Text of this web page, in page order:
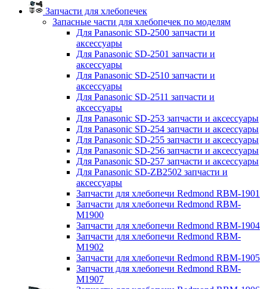
Запчасти для хлебопечек
Запасные части для хлебопечек по моделям
Для Panasonic SD-2500 запчасти и
аксессуары
Для Panasonic SD-2501 запчасти и
аксессуары
Для Panasonic SD-2510 запчасти и
аксессуары
Для Panasonic SD-2511 запчасти и
аксессуары
Для Panasonic SD-253 запчасти и аксессуары
Для Panasonic SD-254 запчасти и аксессуары
Для Panasonic SD-255 запчасти и аксессуары
Для Panasonic SD-256 запчасти и аксессуары
Для Panasonic SD-257 запчасти и аксессуары
Для Panasonic SD-ZB2502 запчасти и
аксессуары
Запчасти для хлебопечи Redmond RBM-1901
Запчасти для хлебопечи Redmond RBM-
M1900
Запчасти для хлебопечи Redmond RBM-1904
Запчасти для хлебопечи Redmond RBM-
M1902
Запчасти для хлебопечи Redmond RBM-1905
Запчасти для хлебопечи Redmond RBM-
M1907